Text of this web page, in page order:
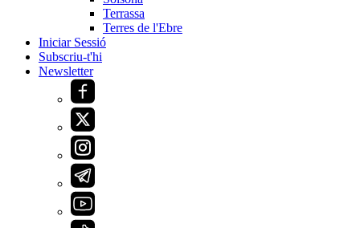
Terrassa
Terres de l'Ebre
Iniciar Sessió
Subscriu-t'hi
Newsletter